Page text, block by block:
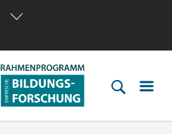
Empirische
Bildungsforschung